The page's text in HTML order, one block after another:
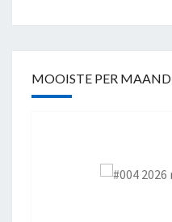
MOOISTE PER MAAND